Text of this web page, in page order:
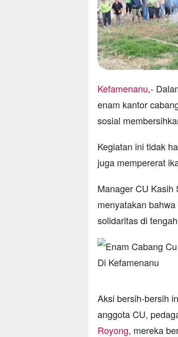
Kefamenanu,-
enam kantor
sosial
Kegiatan ini tidak
juga mempererat
Manager CU Kasih
menyatakan
solidaritas di
Aksi bersih-bersih
anggota CU,
Royong, mereka